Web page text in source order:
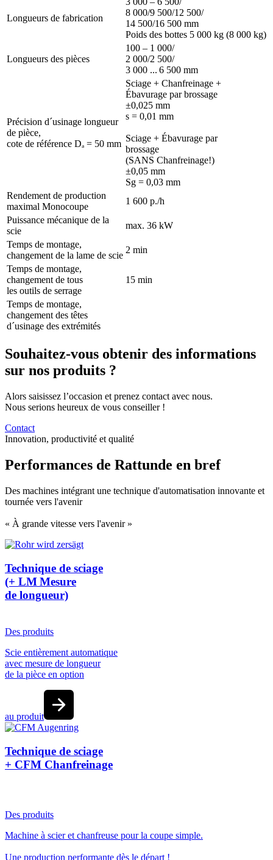
Longueurs de fabrication
8 000/9 500/12 500/
14 500/16 500 mm
Poids des bottes 5 000 kg (8 000 kg)
Longueurs des pièces
100 – 1 000/
2 000/2 500/
3 000 ... 6 500 mm
Précision d´usinage longueur
de pièce,
cote de référence Dₐ = 50 mm
Sciage + Chanfreinage +
Ébavurage par brossage
±0,025 mm
s = 0,01 mm
Sciage + Ébavurage par
brossage
(SANS Chanfreinage!)
±0,05 mm
Sg = 0,03 mm
Rendement de production
maximal Monocoupe
1 600 p./h
Puissance mécanique de la
scie
max. 36 kW
Temps de montage,
changement de la lame de scie
2 min
Temps de montage,
changement de tous
les outils de serrage
15 min
Temps de montage,
changement des têtes
d´usinage des extrémités
Souhaitez-vous obtenir des informations
sur nos produits ?
Alors saisissez l’occasion et prenez contact avec nous.
Nous serions heureux de vous conseiller !
Contact
Innovation, productivité et qualité
Performances de Rattunde en bref
Des machines intégrant une technique d'automatisation innovante et
tournée vers l'avenir
« À grande vitesse vers l'avenir »
Technique de sciage
(+ LM Mesure
de longueur)
Des produits
Scie entièrement automatique
avec mesure de longueur
de la pièce en option
au produit
Technique de sciage
+ CFM Chanfreinage
Des produits
Machine à scier et chanfreuse pour la coupe simple.
Une production performante dès le départ !